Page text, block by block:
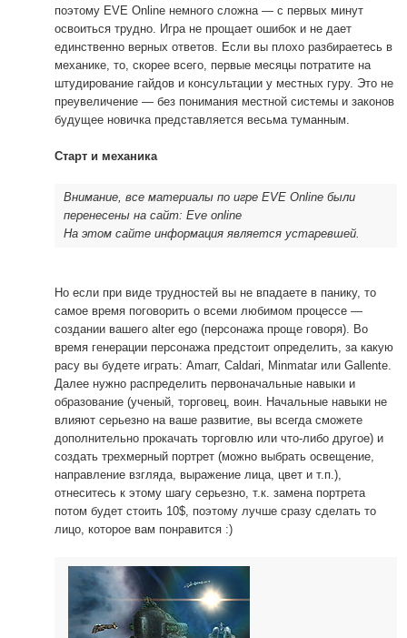
поэтому EVE Online немного сложна — с первых минут
освоиться трудно. Игра не прощает ошибок и не дает
единственно верных ответов. Если вы плохо разбираетесь в
механике, то, скорее всего, первые месяцы потратите на
штудирование гайдов и консультации у местных гуру. Это не
преувеличение — без понимания местной системы и законов
будущее новичка представляется весьма туманным.
Старт и механика
Внимание, все материалы по игре EVE Online были
перенесены на сайт: Eve online
На этом сайте информация является устаревшей.
Но если при виде трудностей вы не впадаете в панику, то
самое время поговорить о всеми любимом процессе —
создании вашего alter ego (персонажа проще говоря). Во
время генерации персонажа предстоит определить, за какую
расу вы будете играть: Amarr, Caldari, Minmatar или Gallente.
Далее нужно распределить первоначальные навыки и
образование (ученый, торговец, воин. Начальные навыки не
влияют серьезно на ваше развитие, вы всегда сможете
дополнительно прокачать торговлю или что-либо другое) и
создать трехмерный портрет (можно выбрать освещение,
направление взгляда, выражение лица, цвет и т.п.),
отнеситесь к этому шагу серьезно, т.к. замена портрета
потом будет стоить 10$, поэтому лучше сразу сделать то
лицо, которое вам понравится :)